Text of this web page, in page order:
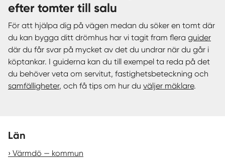
efter tomter till salu
För att hjälpa dig på vägen medan du söker en tomt där
du kan bygga ditt drömhus har vi tagit fram flera guider
där du får svar på mycket av det du undrar när du går i
köptankar. I guiderna kan du till exempel ta reda på det
du behöver veta om servitut, fastighetsbeteckning och
samfälligheter, och få tips om hur du väljer mäklare.
Län
Värmdö — kommun